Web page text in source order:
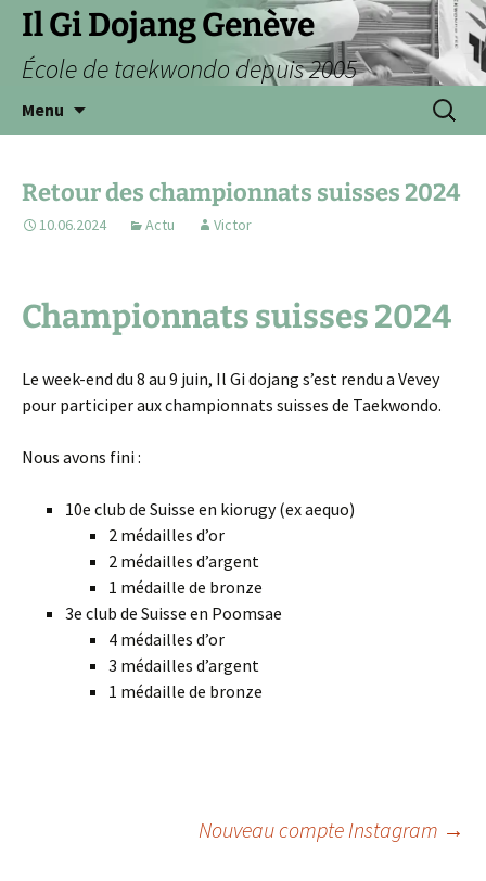
Aller
contenu
Il Gi Dojang Genève
École de taekwondo depuis 2005
Menu
Retour des championnats suisses 2024
10.06.2024 Actu Victor
Championnats suisses 2024
Le week-end du 8 au 9 juin, Il Gi dojang s’est rendu a Vevey
pour participer aux championnats suisses de Taekwondo.
Nous avons fini :
10e club de Suisse en kiorugy (ex aequo)
2 médailles d’or
2 médailles d’argent
1 médaille de bronze
3e club de Suisse en Poomsae
4 médailles d’or
3 médailles d’argent
1 médaille de bronze
NavigationNouveau compte Instagram →